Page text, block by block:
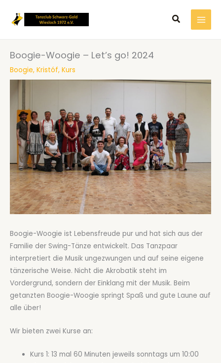
Inhalt
Suchen
Boogie-Woogie – Let’s go! 2024
Boogie, Kristóf, Kurs
Boogie-Woogie ist Lebensfreude pur und hat sich aus der
Familie der Swing-Tänze entwickelt. Das Tanzpaar
interpretiert die Musik ungezwungen und auf seine eigene
tänzerische Weise. Nicht die Akrobatik steht im
Vordergrund, sondern der Einklang mit der Musik. Beim
getanzten Boogie-Woogie springt Spaß und gute Laune auf
alle über!
Wir bieten zwei Kurse an:
Kurs 1: 13 mal 60 Minuten jeweils sonntags um 10:00